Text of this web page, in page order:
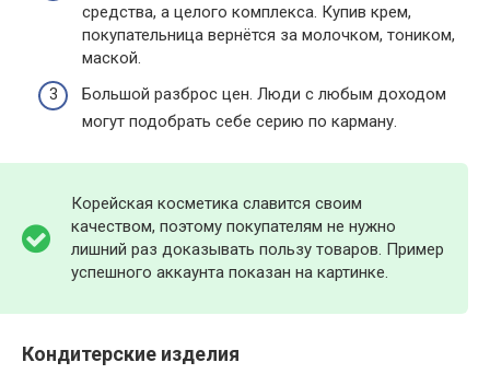
средства, а целого комплекса. Купив крем,
покупательница вернётся за молочком, тоником,
маской.
Большой разброс цен. Люди с любым доходом
могут подобрать себе серию по карману.
Корейская косметика славится своим
качеством, поэтому покупателям не нужно
лишний раз доказывать пользу товаров. Пример
успешного аккаунта показан на картинке.
Кондитерские изделия